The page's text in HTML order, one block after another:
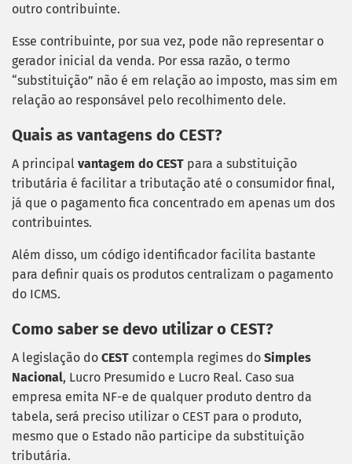
outro contribuinte.
Esse contribuinte, por sua vez, pode não representar o
gerador inicial da venda. Por essa razão, o termo
“substituição” não é em relação ao imposto, mas sim em
relação ao responsável pelo recolhimento dele.
Quais as vantagens do CEST?
A principal vantagem do CEST para a substituição
tributária é facilitar a tributação até o consumidor final,
já que o pagamento fica concentrado em apenas um dos
contribuintes.
Além disso, um código identificador facilita bastante
para definir quais os produtos centralizam o pagamento
do ICMS.
Como saber se devo utilizar o CEST?
A legislação do CEST contempla regimes do Simples
Nacional, Lucro Presumido e Lucro Real. Caso sua
empresa emita NF-e de qualquer produto dentro da
tabela, será preciso utilizar o CEST para o produto,
mesmo que o Estado não participe da substituição
tributária.